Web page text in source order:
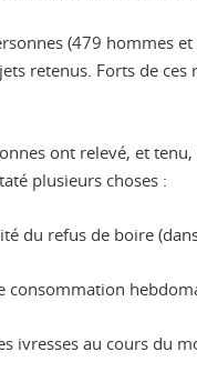
(479 hommes
retenus. Forts de
ont relevé, et
plusieurs choses :
du refus de boire
ivresses au cours du